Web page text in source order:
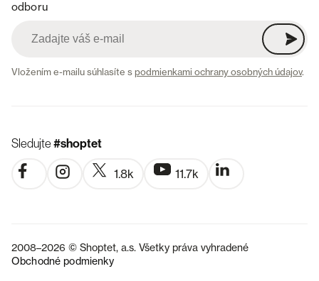
odboru
Vložením e-mailu súhlasíte spodmienkami ochrany osobných údajov.
Sledujte#shoptet
1.8k 11.7k
2008–2026 © Shoptet, a.s. Všetky práva vyhradené
Obchodné podmienky